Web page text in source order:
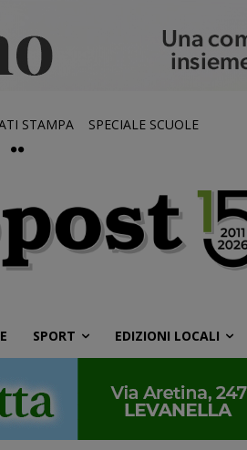
STAMPA SPECIALE SCUOLE
SPORT EDIZIONI LOCALI